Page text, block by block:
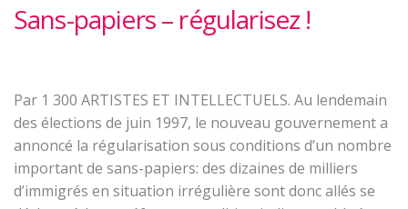
Sans-papiers – régularisez !
Par 1 300 ARTISTES ET INTELLECTUELS. Au lendemain
des élections de juin 1997, le nouveau gouvernement a
annoncé la régularisation sous conditions d’un nombre
important de sans-papiers: des dizaines de milliers
d’immigrés en situation irrégulière sont donc allés se